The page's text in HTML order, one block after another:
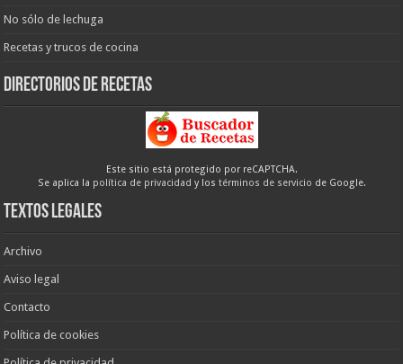
No sólo de lechuga
Recetas y trucos de cocina
Directorios de recetas
Este sitio está protegido por reCAPTCHA.
Se aplica la política de privacidad y los términos de servicio de Google.
Textos legales
Archivo
Aviso legal
Contacto
Política de cookies